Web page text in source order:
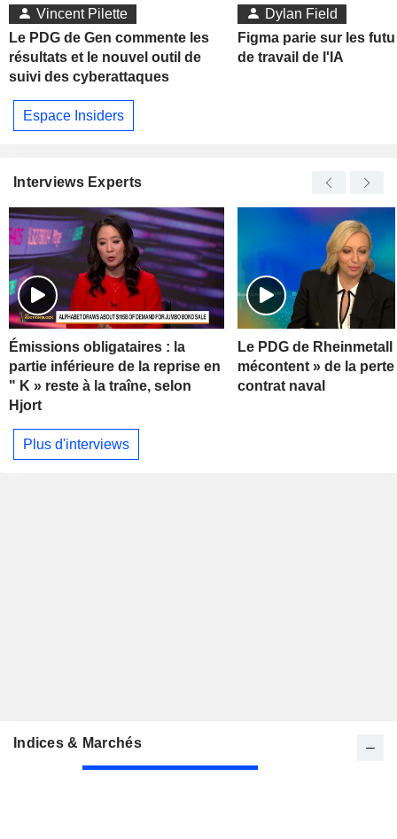
Vincent Pilette
Le PDG de Gen commente les
résultats et le nouvel outil de
suivi des cyberattaques
Dylan Field
Figma parie sur les
de travail de l'IA
Espace Insiders
Interviews Experts
Émissions obligataires : la
partie inférieure de la reprise en
" K » reste à la traîne, selon
Hjort
Le PDG de
mécontent » de la
contrat naval
Plus d'interviews
Indices & Marchés